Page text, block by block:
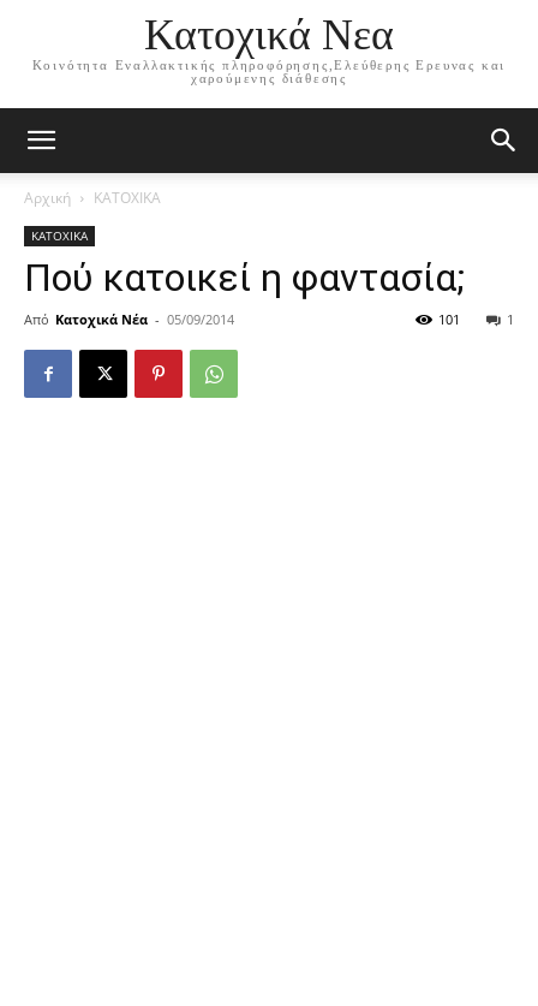
Κατοχικά Νεα
Κοινότητα Εναλλακτικής πληροφόρησης,Ελεύθερης Ερευνας και
χαρούμενης διάθεσης
Αρχική ΚΑΤΟΧΙΚΑ
ΚΑΤΟΧΙΚΑ
Πού κατοικεί η φαντασία;
Από Κατοχικά Νέα - 05/09/2014 1
101